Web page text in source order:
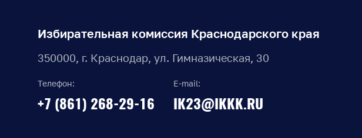
Избирательная комиссия Краснодарского края
350000, г. Краснодар, ул. Гимназическая, 30
Телефон:
+7 (861) 268-29-16
E-mail:
IK23@IKKK.RU